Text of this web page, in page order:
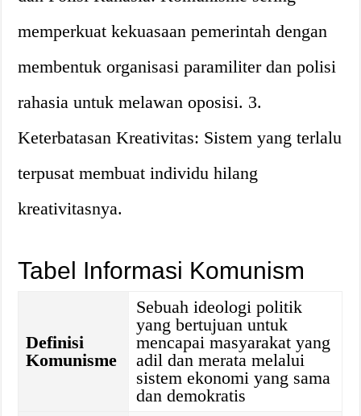
memperkuat kekuasaan pemerintah dengan
membentuk organisasi paramiliter dan polisi
rahasia untuk melawan oposisi. 3.
Keterbatasan Kreativitas: Sistem yang terlalu
terpusat membuat individu hilang
kreativitasnya.
Tabel Informasi Komunism
Definisi
Komunisme
Sebuah ideologi politik
yang bertujuan untuk
mencapai masyarakat yang
adil dan merata melalui
sistem ekonomi yang sama
dan demokratis